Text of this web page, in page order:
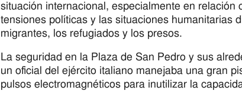
situación internacional, especialmente en
tensiones políticas y las situaciones humanitarias
migrantes, los refugiados y los presos.
La seguridad en la Plaza de San Pedro y sus
un oficial del ejército italiano manejaba una gran
pulsos electromagnéticos para inutilizar la